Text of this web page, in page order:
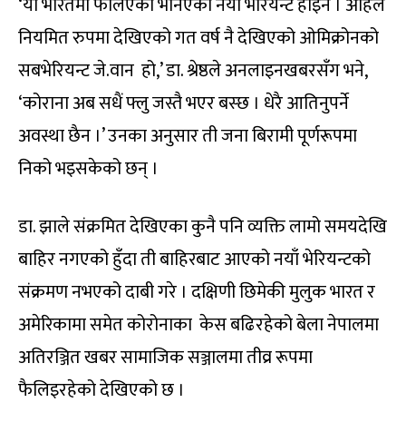
नियमित रुपमा देखिएको गत वर्ष नै देखिएको ओमिक्रोनको
सबभेरियन्ट जे.वान हो,’ डा. श्रेष्ठले अनलाइनखबरसँग भने,
‘कोराना अब सधैं फ्लु जस्तै भएर बस्छ । धेरै आतिनुपर्ने
अवस्था छैन ।’ उनका अनुसार ती जना बिरामी पूर्णरूपमा
निको भइसकेको छन् ।
डा. झाले संक्रमित देखिएका कुनै पनि व्यक्ति लामो समयदेखि
बाहिर नगएको हुँदा ती बाहिरबाट आएको नयाँ भेरियन्टको
संक्रमण नभएको दाबी गरे । दक्षिणी छिमेकी मुलुक भारत र
अमेरिकामा समेत कोरोनाका केस बढिरहेको बेला नेपालमा
अतिरञ्जित खबर सामाजिक सञ्जालमा तीव्र रूपमा
फैलिइरहेको देखिएको छ ।